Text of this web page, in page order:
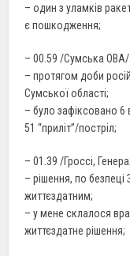
– один з уламків
є пошкодження;
– 00.59 /Сумська ОВА/:
– протягом доби
Сумської області;
– було зафіксовано 6
51 “приліт”/постріл;
– 01.39 /Гроссі,
– рішення, по
життєздатним;
– у мене склалося
життєздатне рішення;